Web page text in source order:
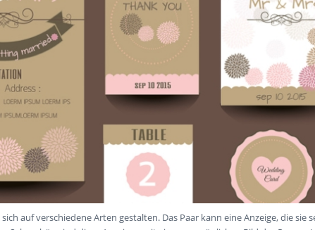
auf verschiedene Arten gestalten. Das Paar kann eine Anzeige, die sie